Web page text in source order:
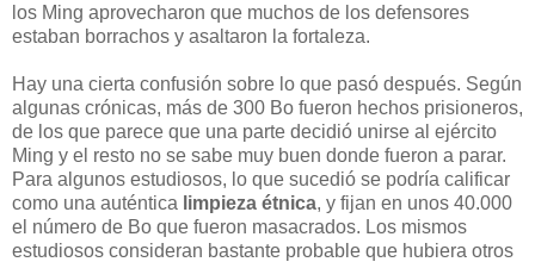
los Ming aprovecharon que muchos de los defensores
estaban borrachos y asaltaron la fortaleza.
Hay una cierta confusión sobre lo que pasó después. Según
algunas crónicas, más de 300 Bo fueron hechos prisioneros,
de los que parece que una parte decidió unirse al ejército
Ming y el resto no se sabe muy buen donde fueron a parar.
Para algunos estudiosos, lo que sucedió se podría calificar
como una auténtica limpieza étnica, y fijan en unos 40.000
el número de Bo que fueron masacrados. Los mismos
estudiosos consideran bastante probable que hubiera otros